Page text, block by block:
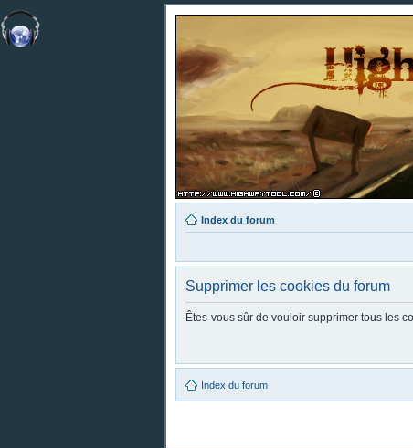
Index du forum
Supprimer les cookies du forum
Êtes-vous sûr de vouloir supprimer tous les
Index du forum